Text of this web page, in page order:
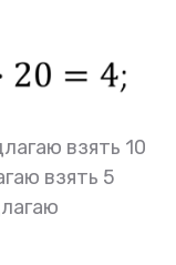
взять 10
взять 5